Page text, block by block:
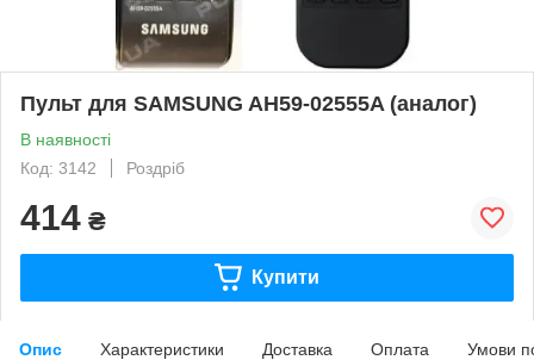
Пульт для SAMSUNG AH59-02555A (аналог)
В наявності
Код: 3142
Роздріб
414 ₴
Купити
Опис Характеристики Доставка Оплата Умови